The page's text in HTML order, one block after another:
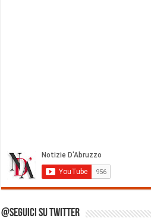
@Seguici su Twitter